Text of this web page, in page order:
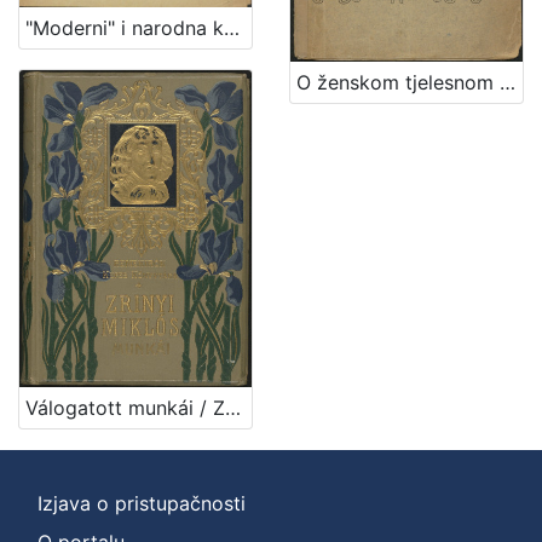
"Moderni" i narodna književnost / Albert Bazala
O ženskom tjelesnom uzgoju / predavao u "Gospojinskom klubu" u Zagrebu dne 29. veljače 1904. Dr. Franjo Bučar
Válogatott munkái / Zrinyi Miklós ; bevezetéssel és jegyzetekkel ellátta Négyes László
Izjava o pristupačnosti